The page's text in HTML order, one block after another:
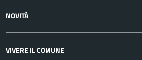
NOVITÀ
VIVERE IL COMUNE